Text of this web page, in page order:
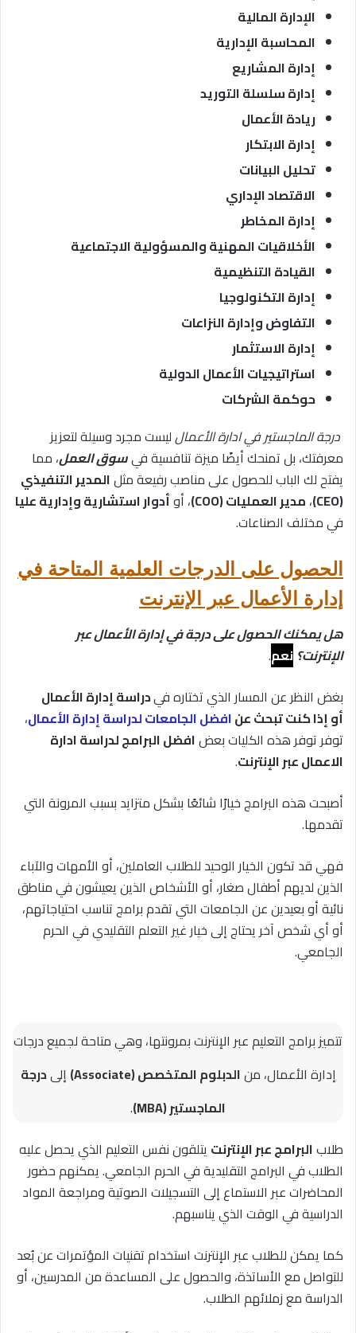
الإدارة المالية
المحاسبة الإدارية
إدارة المشاريع
إدارة سلسلة التوريد
ريادة الأعمال
إدارة الابتكار
تحليل البيانات
الاقتصاد الإداري
إدارة المخاطر
الأخلاقيات المهنية والمسؤولية الاجتماعية
القيادة التنظيمية
إدارة التكنولوجيا
التفاوض وإدارة النزاعات
إدارة الاستثمار
استراتيجيات الأعمال الدولية
حوكمة الشركات
درجة الماجستير في ادارة الأعمالليست مجرد وسيلة لتعزيز
معرفتك، بل تمنحك أيضًا ميزة تنافسية فيسوق العمل، مما
يفتح لك الباب للحصول على مناصب رفيعة مثلالمدير التنفيذي
(CEO)
، مدير العمليات (COO) ، أوأدوار استشارية وإدارية عليا
في مختلف الصناعات.
الحصول على الدرجات العلمية المتاحة في
إدارة الأعمال عبر الإنترنت
هل يمكنك الحصول على درجة في إدارة الأعمال عبر
الإنترنت؟ نعم.
بغض النظر عن المسار الذي تختاره فيدراسة إدارة الأعمال
أو إذا كنت تبحث عنافضل الجامعات لدراسة إدارة الأعمال،
توفر توفر هذه الكليات بعضافضل البرامج لدراسة ادارة
الاعمالعبر الإنترنت.
أصبحت هذه البرامج خيارًا شائعًا بشكل متزايد بسبب المرونة التي
تقدمها.
فهي قد تكون الخيار الوحيد للطلاب العاملين، أو الأمهات والآباء
الذين لديهم أطفال صغار، أو الأشخاص الذين يعيشون في مناطق
نائية أو بعيدين عن الجامعات التي تقدم برامج تناسب احتياجاتهم،
أو أي شخص آخر يحتاج إلى خيار غير التعلم التقليدي في الحرم
الجامعي.
تتميز برامج التعليم عبر الإنترنت بمرونتها، وهي متاحة لجميع درجات
إدارة الأعمال، منالدبلوم المتخصص (Associate) إلىدرجة
الماجستير (MBA)
.
طلابالبرامج عبر الإنترنت يتلقون نفس التعليم الذي يحصل عليه
الطلاب في البرامج التقليدية في الحرم الجامعي. يمكنهم حضور
المحاضرات عبر الاستماع إلى التسجيلات الصوتية ومراجعة المواد
الدراسية في الوقت الذي يناسبهم.
كما يمكن للطلاب عبر الإنترنت استخدام تقنيات المؤتمرات عن بُعد
للتواصل مع الأساتذة، والحصول على المساعدة من المدرسين، أو
الدراسة مع زملائهم الطلاب.